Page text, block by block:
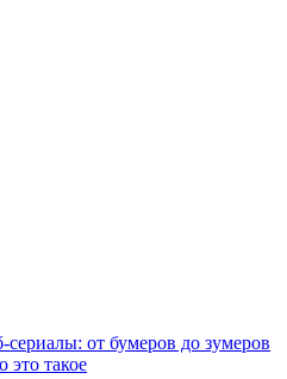
сериалы: от бумеров до зумеров
это такое